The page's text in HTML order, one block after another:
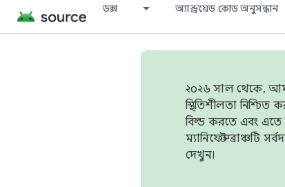
ডক্স অ্যান্ড্রয়েড কোড অনুসন্ধান
২০২৬ সাল থেকে,
স্থিতিশীলতা
বিল্ড করতে এবং
ম্যানিফেস্ট
দেখুন।